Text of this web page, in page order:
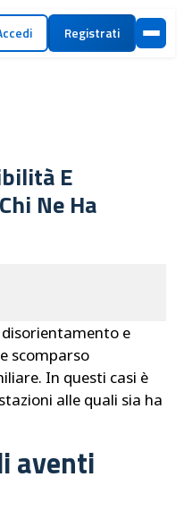
Registrati
E
Ne Ha
e
scomparso
In questi casi è
alle quali sia ha
aventi